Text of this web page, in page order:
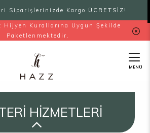
Siparişlerinizde Kargo ÜCRETSİZ!
Kurallarına Uygun Şekilde
Paketlenmektedir.
MENÜ
HİZMETLERİ